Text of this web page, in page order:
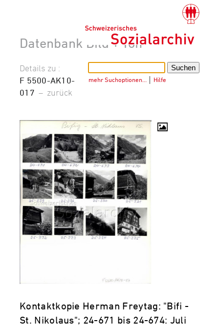
Datenbank Bild + Ton
mehr Suchoptionen… Hilfe
Details zu :
F 5500-AK10-
017 – zurück
Kontaktkopie Herman Freytag: "Bifi -
St. Nikolaus"; 24-671 bis 24-674: Juli